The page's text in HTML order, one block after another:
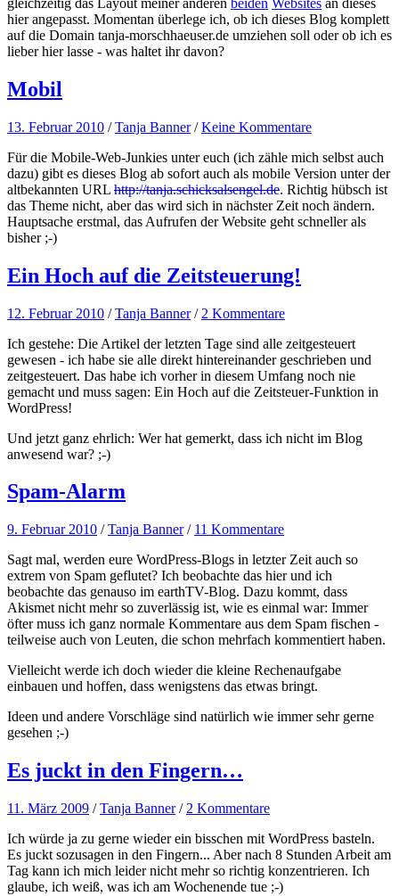
gleichzeitig das Layout meiner anderen beiden Websites an dieses
hier angepasst. Momentan überlege ich, ob ich dieses Blog komplett
auf die Domain tanja-morschhaeuser.de umziehen soll oder ob ich es
lieber hier lasse - was haltet ihr davon?
Mobil
13. Februar 2010 /Tanja Banner /Keine Kommentare
Für die Mobile-Web-Junkies unter euch (ich zähle mich selbst auch
dazu) gibt es dieses Blog ab sofort auch als mobile Version unter der
altbekannten URL http://tanja.schicksalsengel.de. Richtig hübsch ist
das Theme nicht, aber das wird sich in nächster Zeit noch ändern.
Hauptsache erstmal, das Aufrufen der Website geht schneller als
bisher ;-)
Ein Hoch auf die Zeitsteuerung!
12. Februar 2010 /Tanja Banner / 2 Kommentare
Ich gestehe: Die Artikel der letzten Tage sind alle zeitgesteuert
gewesen - ich habe sie alle direkt hintereinander geschrieben und
zeitgesteuert. Das habe ich vorher in diesem Umfang noch nie
gemacht und muss sagen: Ein Hoch auf die Zeitsteuer-Funktion in
WordPress!
Und jetzt ganz ehrlich: Wer hat gemerkt, dass ich nicht im Blog
anwesend war? ;-)
Spam-Alarm
9. Februar 2010 /Tanja Banner / 11 Kommentare
Sagt mal, werden eure WordPress-Blogs in letzter Zeit auch so
extrem von Spam geflutet? Ich beobachte das hier und ich
beobachte das genauso im earthTV-Blog. Dazu kommt, dass
Akismet nicht mehr so zuverlässig ist, wie es einmal war: Immer
öfter muss ich ganz normale Kommentare aus dem Spam fischen -
teilweise auch von Leuten, die schon mehrfach kommentiert haben.
Vielleicht werde ich doch wieder die kleine Rechenaufgabe
einbauen und hoffen, dass wenigstens das etwas bringt.
Ideen und andere Vorschläge sind natürlich wie immer sehr gerne
gesehen ;-)
Es juckt in den Fingern…
11. März 2009 /Tanja Banner / 2 Kommentare
Ich würde ja zu gerne wieder ein bisschen mit WordPress basteln.
Es juckt sozusagen in den Fingern... Aber nach 8 Stunden Arbeit am
Tag kann ich mich leider nicht mehr so richtig konzentrieren. Ich
glaube, ich weiß, was ich am Wochenende tue ;-)